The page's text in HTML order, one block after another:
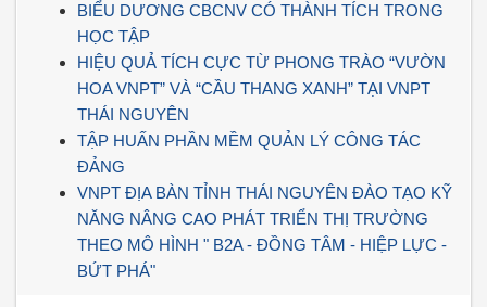
BIỂU DƯƠNG CBCNV CÓ THÀNH TÍCH TRONG
HỌC TẬP
HIỆU QUẢ TÍCH CỰC TỪ PHONG TRÀO “VƯỜN
HOA VNPT” VÀ “CẦU THANG XANH” TẠI VNPT
THÁI NGUYÊN
TẬP HUẤN PHẦN MỀM QUẢN LÝ CÔNG TÁC
ĐẢNG
VNPT ĐỊA BÀN TỈNH THÁI NGUYÊN ĐÀO TẠO KỸ
NĂNG NÂNG CAO PHÁT TRIỂN THỊ TRƯỜNG
THEO MÔ HÌNH " B2A - ĐỒNG TÂM - HIỆP LỰC -
BỨT PHÁ"